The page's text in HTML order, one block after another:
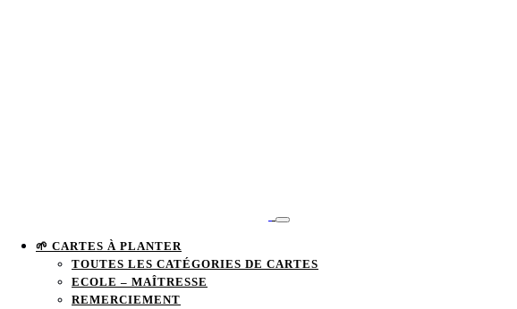
🌱 CARTES À PLANTER
TOUTES LES CATÉGORIES DE CARTES
ECOLE – MAÎTRESSE
REMERCIEMENT